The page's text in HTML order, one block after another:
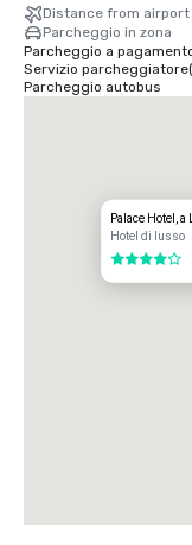
Montgomery Street
of Market and New
station. The total cost is
minutes.
Distance from airport
Parcheggio in zona
Parcheggio a
Servizio parcheggiatore(
Parcheggio autobus
Palace Hotel,
Hotel di lusso
4 su 5